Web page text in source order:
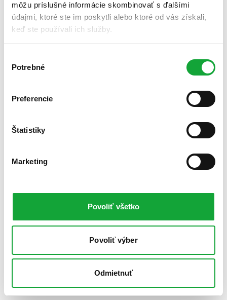
môžu príslušné informácie skombinovať s ďalšími
údajmi, ktoré ste im poskytli alebo ktoré od vás získali,
keď ste používali ich služby.
súhlasu
Potrebné
Preferencie
Štatistiky
Marketing
Povoliť všetko
Povoliť výber
Odmietnuť